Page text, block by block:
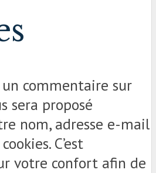
un commentaire sur
sera proposé
nom, adresse e-mail
C’est
votre confort afin de